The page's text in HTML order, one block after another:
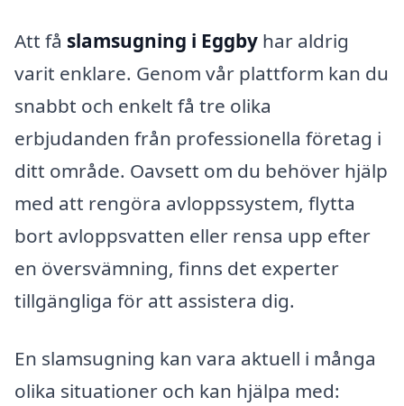
Att få slamsugning i Eggby har aldrig
varit enklare. Genom vår plattform kan du
snabbt och enkelt få tre olika
erbjudanden från professionella företag i
ditt område. Oavsett om du behöver hjälp
med att rengöra avloppssystem, flytta
bort avloppsvatten eller rensa upp efter
en översvämning, finns det experter
tillgängliga för att assistera dig.
En slamsugning kan vara aktuell i många
olika situationer och kan hjälpa med: